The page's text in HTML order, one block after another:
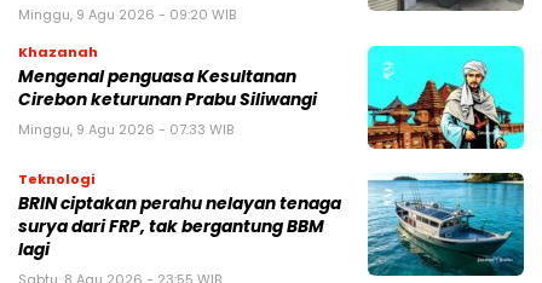
Minggu, 9 Agu 2026 - 09:20 WIB
Khazanah
Mengenal penguasa Kesultanan
Cirebon keturunan Prabu Siliwangi
Minggu, 9 Agu 2026 - 07:33 WIB
Teknologi
BRIN ciptakan perahu nelayan tenaga
surya dari FRP, tak bergantung BBM
lagi
Sabtu, 8 Agu 2026 - 23:55 WIB